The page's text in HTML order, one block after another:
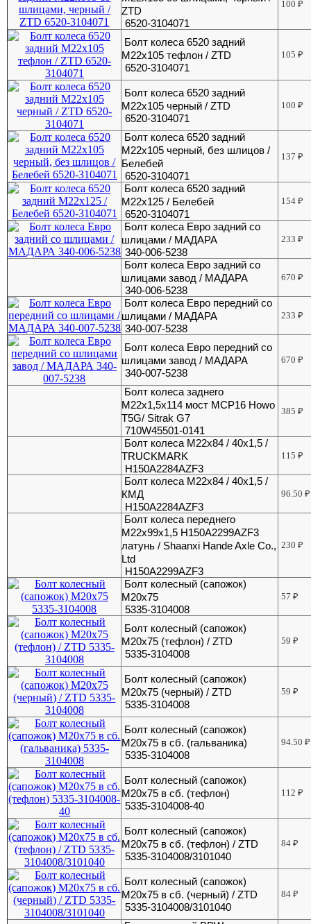
ZTD
6520-3104071
100₽
Болт колеса 6520 задний
М22х105 тефлон / ZTD
6520-3104071
105₽
Болт колеса 6520 задний
М22х105 черный / ZTD
6520-3104071
100₽
Болт колеса 6520 задний
М22х105 черный, без шлицов /
Белебей
6520-3104071
137₽
Болт колеса 6520 задний
М22х125 / Белебей
6520-3104071
154₽
Болт колеса Евро задний со
шлицами / МАДАРА
340-006-5238
233₽
Болт колеса Евро задний со
шлицами завод / МАДАРА
340-006-5238
670₽
Болт колеса Евро передний со
шлицами / МАДАРА
340-007-5238
233₽
Болт колеса Евро передний со
шлицами завод / МАДАРА
340-007-5238
670₽
Болт колеса заднего
М22х1,5х114 мост MCP16 Howo
T5G/ Sitrak G7
710W45501-0141
385₽
Болт колеса М22х84 / 40х1,5 /
TRUCKMARK
H150A2284AZF3
115₽
Болт колеса М22х84 / 40х1,5 /
КМД
H150A2284AZF3
96.50₽
Болт колеса переднего
М22х99х1,5 H150A2299AZF3
латунь / Shaanxi Hande Axle Co.,
Ltd
H150A2299AZF3
230₽
Болт колесный (сапожок)
М20х75
5335-3104008
57₽
Болт колесный (сапожок)
М20х75 (тефлон) / ZTD
5335-3104008
59₽
Болт колесный (сапожок)
М20х75 (черный) / ZTD
5335-3104008
59₽
Болт колесный (сапожок)
М20х75 в сб. (гальваника)
5335-3104008
94.50₽
Болт колесный (сапожок)
М20х75 в сб. (тефлон)
5335-3104008-40
112₽
Болт колесный (сапожок)
М20х75 в сб. (тефлон) / ZTD
5335-3104008/3101040
84₽
Болт колесный (сапожок)
М20х75 в сб. (черный) / ZTD
5335-3104008/3101040
84₽